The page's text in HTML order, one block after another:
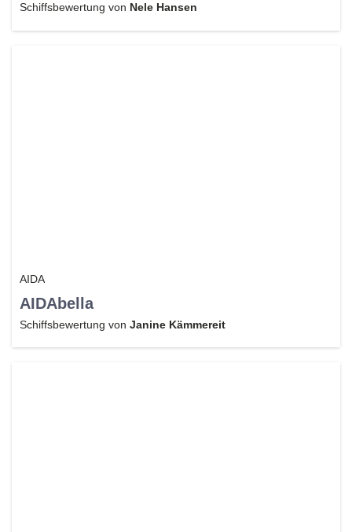
Schiffsbewertung von Nele Hansen
AIDA
AIDAbella
Schiffsbewertung von Janine Kämmereit